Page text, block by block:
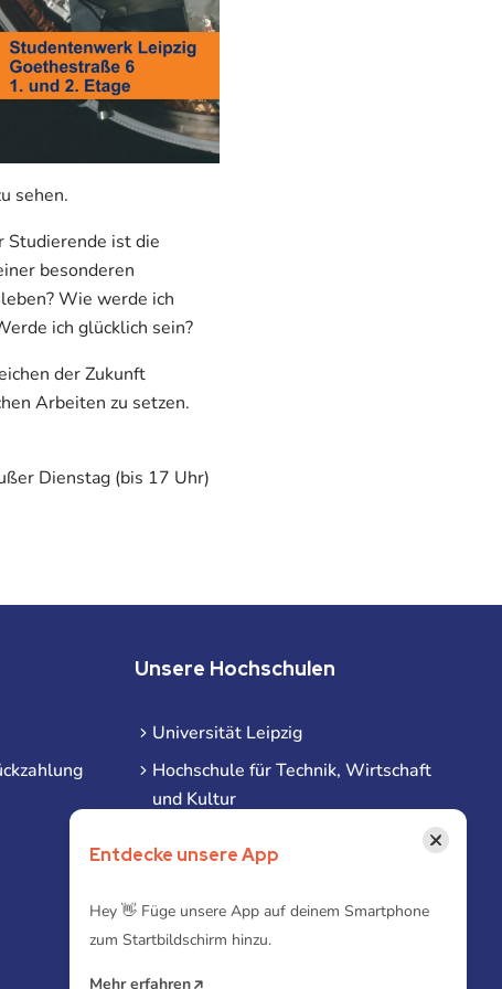
sehen.
Studierende ist die
besonderen
Wie werde ich
ich glücklich sein?
der Zukunft
Arbeiten zu setzen.
Dienstag (bis 17 Uhr)
Unsere Hochschulen
Universität Leipzig
Hochschule für Technik, Wirtschaft
und Kultur
Hochschule für Musik und Theater
HHL Leipzig
Duale Hochschule Sachsen (DHSN)
am Standort Leipzig
Entdecke unsere App
×
Hey 👋 Füge unsere App auf deinem Smartphone
zum Startbildschirm hinzu.
Mehr erfahren